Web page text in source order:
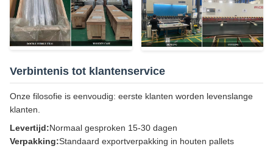
Verbintenis tot klantenservice
Onze filosofie is eenvoudig: eerste klanten worden levenslange
klanten.
Levertijd:Normaal gesproken 15-30 dagen
Verpakking:Standaard exportverpakking in houten pallets